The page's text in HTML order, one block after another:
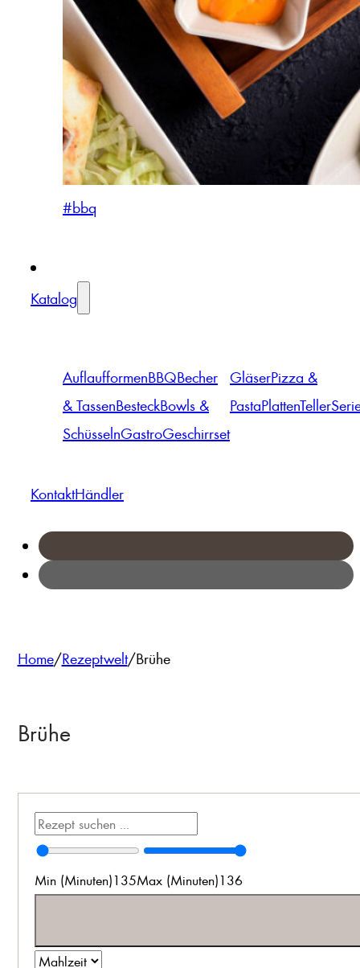
#bbq
Katalog
AuflaufformenBBQBecher
& TassenBesteckBowls &
SchüsselnGastroGeschirrset
GläserPizza &
PastaPlattenTeller
KontaktHändler
Home/Rezeptwelt/Brühe
Brühe
Min (Minuten)135Max (Minuten)136